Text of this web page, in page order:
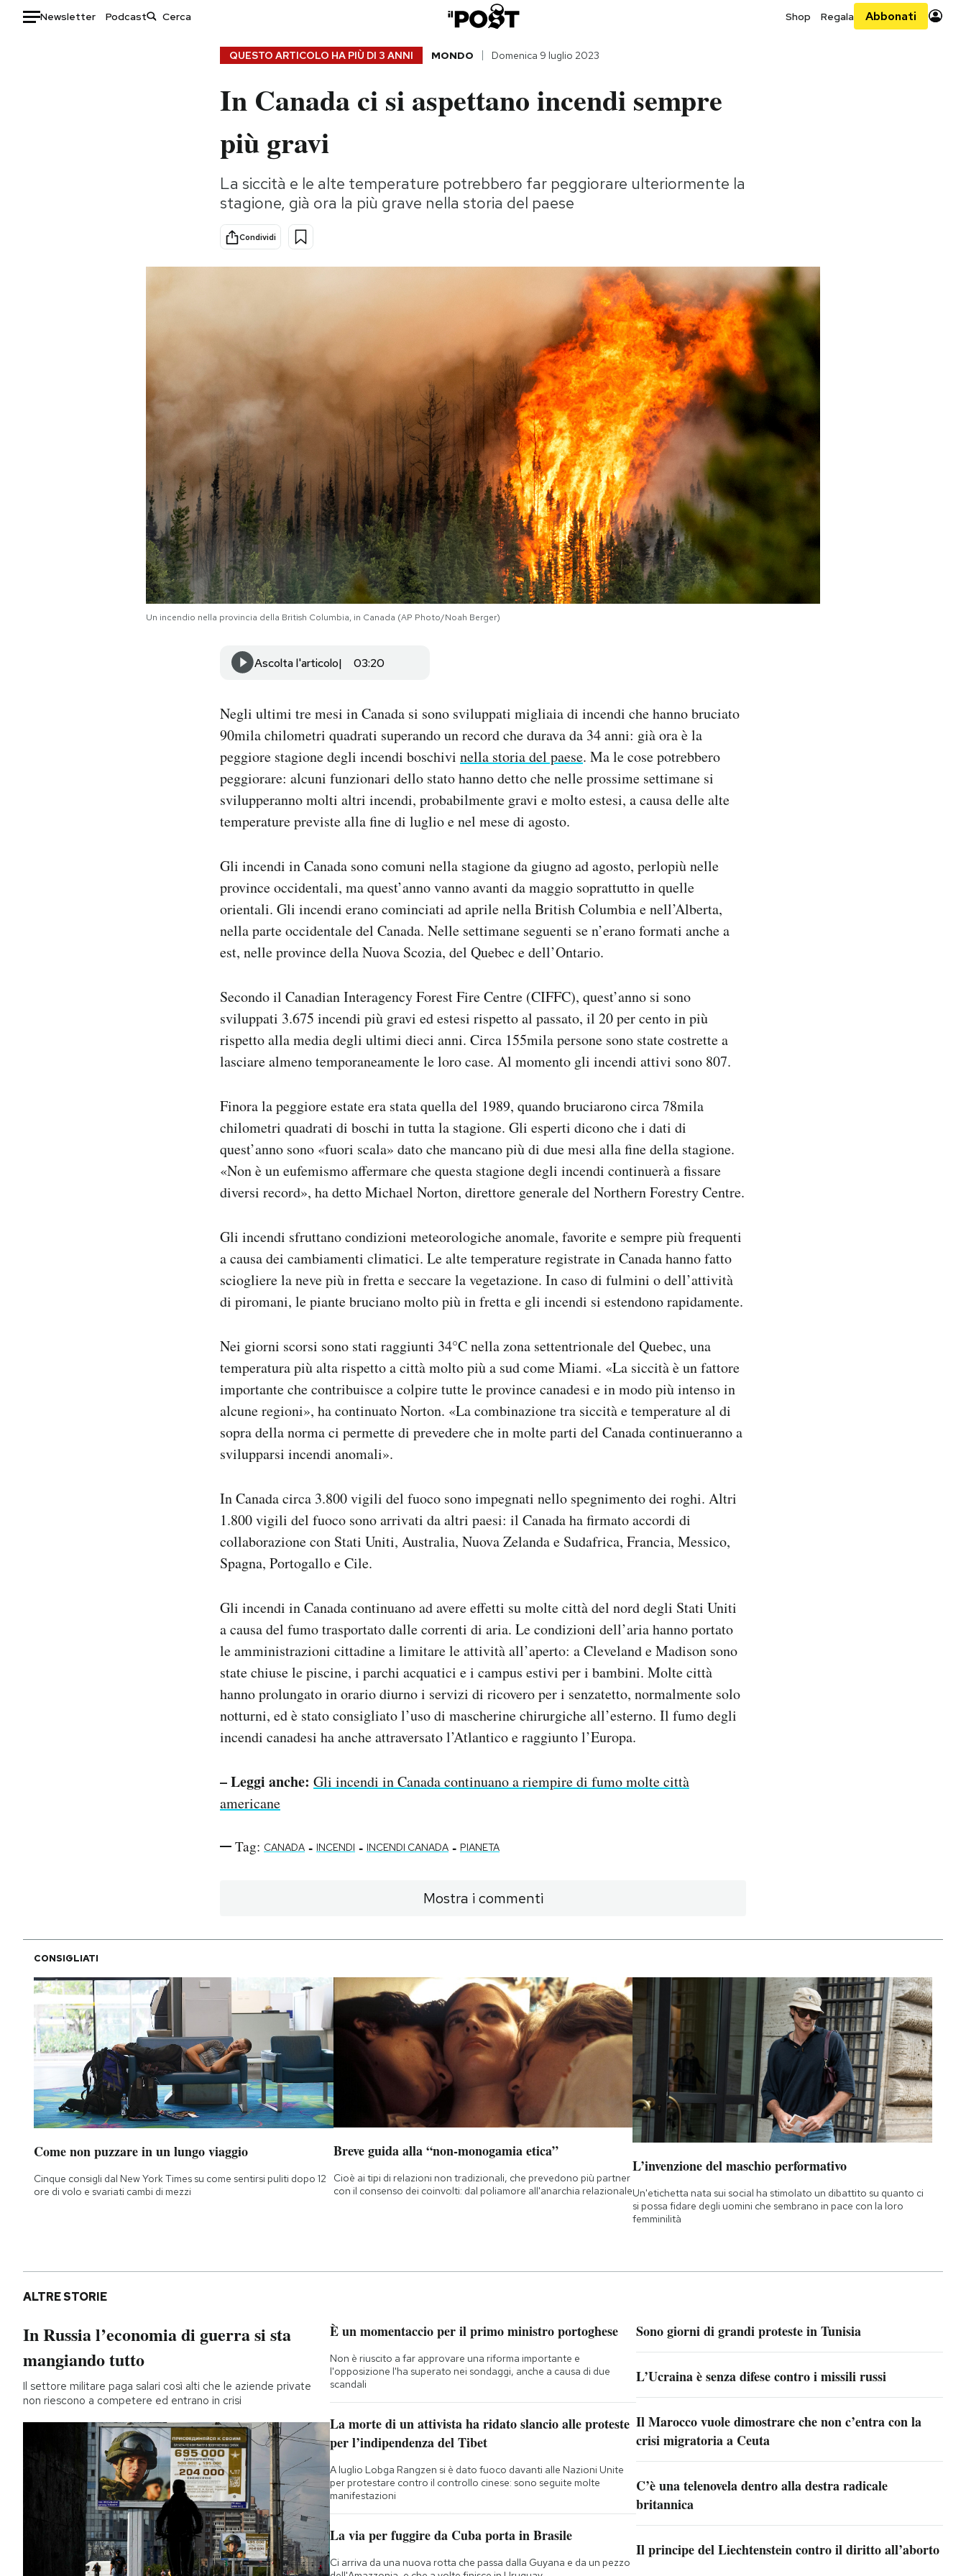
Newsletter Podcast Shop Regala Abbonati
Consumismi
Storie/Idee
Ok Boomer!
Altrecose
AREA PERSONALE
QUESTO ARTICOLO HA PIÙ DI 3 ANNI MONDO Domenica 9 luglio 2023
In Canada ci si aspettano incendi sempre
più gravi
La siccità e le alte temperature potrebbero far peggiorare ulteriormente la
stagione, già ora la più grave nella storia del paese
Condividi
Un incendio nella provincia della British Columbia, in Canada (AP Photo/Noah Berger)
Ascolta l'articolo 03:20
Negli ultimi tre mesi in Canada si sono sviluppati migliaia di incendi che hanno bruciato
90mila chilometri quadrati superando un record che durava da 34 anni: già ora è la
peggiore stagione degli incendi boschivi nella storia del paese. Ma le cose potrebbero
peggiorare: alcuni funzionari dello stato hanno detto che nelle prossime settimane si
svilupperanno molti altri incendi, probabilmente gravi e molto estesi, a causa delle alte
temperature previste alla fine di luglio e nel mese di agosto.
Gli incendi in Canada sono comuni nella stagione da giugno ad agosto, perlopiù nelle
province occidentali, ma quest’anno vanno avanti da maggio soprattutto in quelle
orientali. Gli incendi erano cominciati ad aprile nella British Columbia e nell’Alberta,
nella parte occidentale del Canada. Nelle settimane seguenti se n’erano formati anche a
est, nelle province della Nuova Scozia, del Quebec e dell’Ontario.
Secondo il Canadian Interagency Forest Fire Centre (CIFFC), quest’anno si sono
sviluppati 3.675 incendi più gravi ed estesi rispetto al passato, il 20 per cento in più
rispetto alla media degli ultimi dieci anni. Circa 155mila persone sono state costrette a
lasciare almeno temporaneamente le loro case. Al momento gli incendi attivi sono 807.
Finora la peggiore estate era stata quella del 1989, quando bruciarono circa 78mila
chilometri quadrati di boschi in tutta la stagione. Gli esperti dicono che i dati di
quest’anno sono «fuori scala» dato che mancano più di due mesi alla fine della stagione.
«Non è un eufemismo affermare che questa stagione degli incendi continuerà a fissare
diversi record», ha detto Michael Norton, direttore generale del Northern Forestry Centre.
Gli incendi sfruttano condizioni meteorologiche anomale, favorite e sempre più frequenti
a causa dei cambiamenti climatici. Le alte temperature registrate in Canada hanno fatto
sciogliere la neve più in fretta e seccare la vegetazione. In caso di fulmini o dell’attività
di piromani, le piante bruciano molto più in fretta e gli incendi si estendono rapidamente.
Nei giorni scorsi sono stati raggiunti 34°C nella zona settentrionale del Quebec, una
temperatura più alta rispetto a città molto più a sud come Miami. «La siccità è un fattore
importante che contribuisce a colpire tutte le province canadesi e in modo più intenso in
alcune regioni», ha continuato Norton. «La combinazione tra siccità e temperature al di
sopra della norma ci permette di prevedere che in molte parti del Canada continueranno a
svilupparsi incendi anomali».
In Canada circa 3.800 vigili del fuoco sono impegnati nello spegnimento dei roghi. Altri
1.800 vigili del fuoco sono arrivati da altri paesi: il Canada ha firmato accordi di
collaborazione con Stati Uniti, Australia, Nuova Zelanda e Sudafrica, Francia, Messico,
Spagna, Portogallo e Cile.
Gli incendi in Canada continuano ad avere effetti su molte città del nord degli Stati Uniti
a causa del fumo trasportato dalle correnti di aria. Le condizioni dell’aria hanno portato
le amministrazioni cittadine a limitare le attività all’aperto: a Cleveland e Madison sono
state chiuse le piscine, i parchi acquatici e i campus estivi per i bambini. Molte città
hanno prolungato in orario diurno i servizi di ricovero per i senzatetto, normalmente solo
notturni, ed è stato consigliato l’uso di mascherine chirurgiche all’esterno. Il fumo degli
incendi canadesi ha anche attraversato l’Atlantico e raggiunto l’Europa.
– Leggi anche: Gli incendi in Canada continuano a riempire di fumo molte città
americane
Tag: CANADA - INCENDI - INCENDI CANADA - PIANETA
Mostra i commenti
CONSIGLIATI
Come non puzzare in un lungo viaggio
Cinque consigli dal New York Times su come sentirsi puliti dopo 12
ore di volo e svariati cambi di mezzi
Breve guida alla “non-monogamia etica”
Cioè ai tipi di relazioni non tradizionali, che prevedono più partner
con il consenso dei coinvolti: dal poliamore all'anarchia relazionale
L’invenzione del maschio performativo
Un'etichetta nata sui social ha stimolato un dibattito su quanto ci
si possa fidare degli uomini che sembrano in pace con la loro
femminilità
ALTRE STORIE
In Russia l’economia di guerra si sta
mangiando tutto
Il settore militare paga salari così alti che le aziende private
non riescono a competere ed entrano in crisi
È un momentaccio per il primo ministro portoghese
Non è riuscito a far approvare una riforma importante e
l'opposizione l'ha superato nei sondaggi, anche a causa di due
scandali
La morte di un attivista ha ridato slancio alle proteste
per l’indipendenza del Tibet
A luglio Lobga Rangzen si è dato fuoco davanti alle Nazioni Unite
per protestare contro il controllo cinese: sono seguite molte
manifestazioni
La via per fuggire da Cuba porta in Brasile
Ci arriva da una nuova rotta che passa dalla Guyana e da un pezzo
Sono giorni di grandi proteste in Tunisia
L’Ucraina è senza difese contro i missili russi
Il Marocco vuole dimostrare che non c’entra con la
crisi migratoria a Ceuta
C’è una telenovela dentro alla destra radicale
britannica
Il principe del Liechtenstein contro il diritto all’aborto